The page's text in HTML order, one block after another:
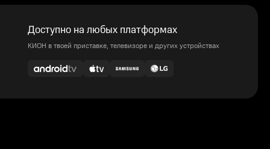
Доступно на любых платформах
КИОН в твоей приставке, телевизоре и других устройствах